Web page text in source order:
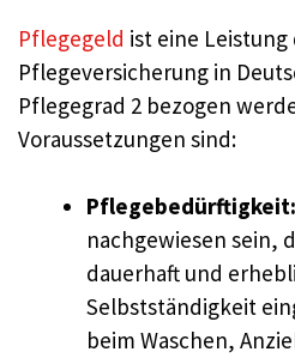
Pflegegeld ist eine
Pflegeversicherung in
Pflegegrad 2 bezogen
Voraussetzungen sind:
Pflegebedürftigkeit:
nachgewiesen sein,
dauerhaft und
Selbstständigkeit
beim Waschen,